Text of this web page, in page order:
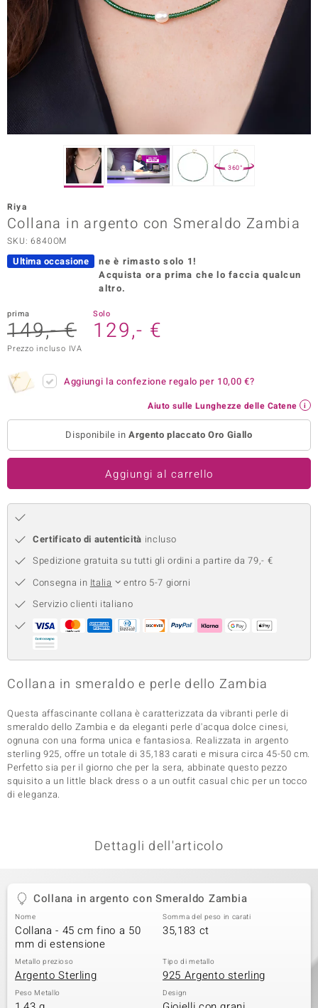
Designs
SELECTION
Paraíso
Collection
by de Melo
Classics
360°
Riya
Collana in argento con Smeraldo Zambia
SKU: 6840OM
Ultima occasione
ne è rimasto solo 1!
Acquista ora prima che lo faccia qualcun
altro.
prima
149,- €
Solo
129,- €
Prezzo incluso IVA
Aggiungi la confezione regalo per 10,00 €?
Aiuto sulle Lunghezze delle Catene
Disponibile inArgento placcato Oro Giallo
Aggiungi al carrello
Certificato di autenticità incluso
Spedizione gratuita su tutti gli ordini a partire da 79,- €
Consegna in Italia
entro 5-7 giorni
Servizio clienti italiano
Collana in smeraldo e perle dello Zambia
Questa affascinante collana è caratterizzata da vibranti perle di
smeraldo dello Zambia e da eleganti perle d'acqua dolce cinesi,
ognuna con una forma unica e fantasiosa. Realizzata in argento
sterling 925, offre un totale di 35,183 carati e misura circa 45-50 cm.
Perfetto sia per il giorno che per la sera, abbinate questo pezzo
squisito a un little black dress o a un outfit casual chic per un tocco
di eleganza.
Dettagli dell'articolo
Collana in argento con Smeraldo Zambia
Nome
Collana - 45 cm fino a 50
mm di estensione
Somma del peso in carati
35,183 ct
Metallo prezioso
Argento Sterling
Tipo di metallo
925 Argento sterling
Peso Metallo Design